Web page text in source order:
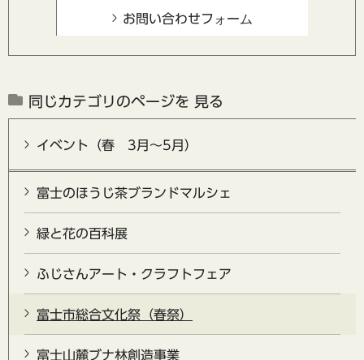
同じカテゴリのページを 見る
イベント（春 3月～5月）
富士のほうじ茶ブランドマルシェ
緑と花の百科展
ふじさんアート・クラフトフェア
富士市総合文化祭（春祭）
富士山麓ブナ林創造事業